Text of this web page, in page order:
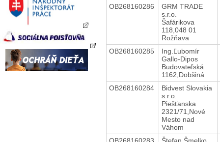
OB268160286
GRM TRADE
s.r.o.
Šafárikova
118,048 01
Rožňava
OB268160285
Ing.Ľubomír
Gallo-Dipos
Budovateľská
1162,Dobšiná
OB268160284
Bidvest Slovakia
s.r.o.
Piešťanska
2321/71,Nové
Mesto nad
Váhom